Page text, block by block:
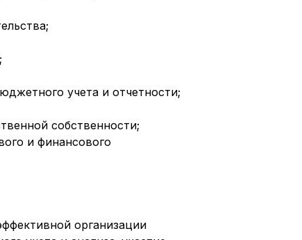
учета и отчетности;
собственности;
и финансового
организации